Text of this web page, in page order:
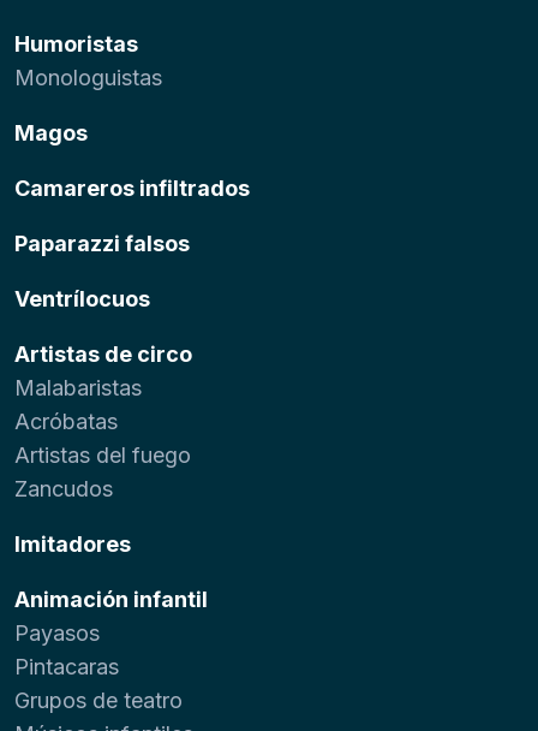
Humoristas
Monologuistas
Magos
Camareros infiltrados
Paparazzi falsos
Ventrílocuos
Artistas de circo
Malabaristas
Acróbatas
Artistas del fuego
Zancudos
Imitadores
Animación infantil
Payasos
Pintacaras
Grupos de teatro